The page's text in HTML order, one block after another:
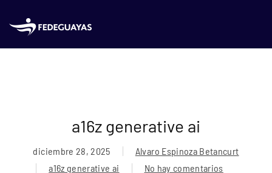
Skip to main content
a16z generative ai
diciembre 28, 2025
Alvaro Espinoza Betancurt
a16z generative ai
No hay comentarios